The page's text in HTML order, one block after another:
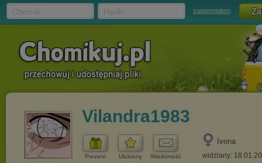
zapomniałem
Vilandra1983
Prezent Ulubiony Wiadomość
Ivona
widziany: